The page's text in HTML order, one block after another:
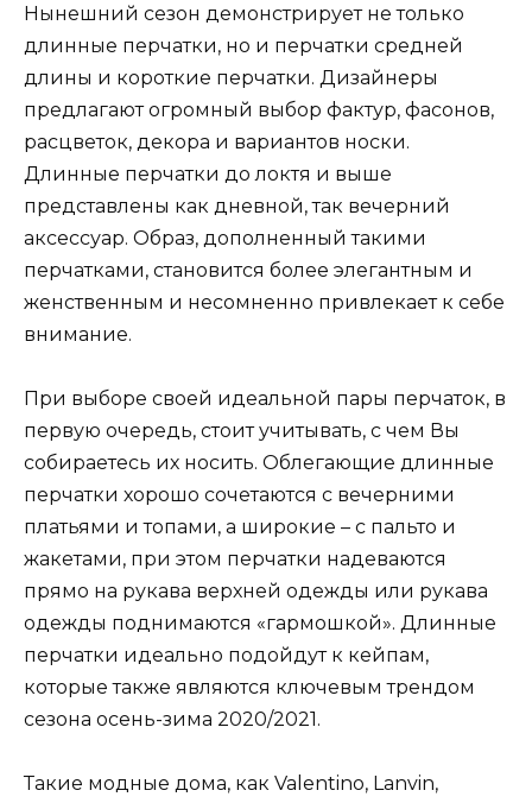
Нынешний сезон демонстрирует не только
длинные перчатки, но и перчатки средней
длины и короткие перчатки. Дизайнеры
предлагают огромный выбор фактур, фасонов,
расцветок, декора и вариантов носки.
Длинные перчатки до локтя и выше
представлены как дневной, так вечерний
аксессуар. Образ, дополненный такими
перчатками, становится более элегантным и
женственным и несомненно привлекает к себе
внимание.
При выборе своей идеальной пары перчаток, в
первую очередь, стоит учитывать, с чем Вы
собираетесь их носить. Облегающие длинные
перчатки хорошо сочетаются с вечерними
платьями и топами, а широкие – с пальто и
жакетами, при этом перчатки надеваются
прямо на рукава верхней одежды или рукава
одежды поднимаются «гармошкой». Длинные
перчатки идеально подойдут к кейпам,
которые также являются ключевым трендом
сезона осень-зима 2020/2021.
Такие модные дома, как Valentino, Lanvin,